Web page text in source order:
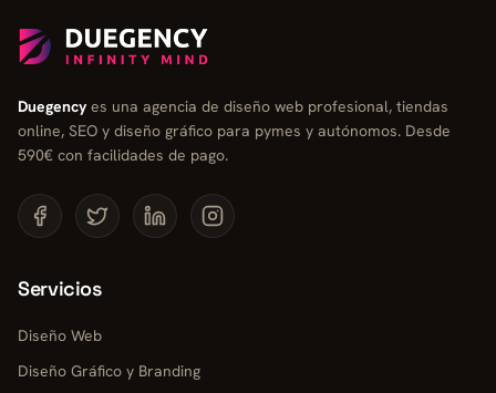
Duegency es una agencia de diseño web profesional, tiendas
online, SEO y diseño gráfico para pymes y autónomos. Desde
590€ con facilidades de pago.
Servicios
Diseño Web
Diseño Gráfico y Branding